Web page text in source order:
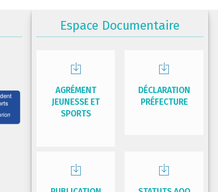
Espace Documentaire
AGRÉMENT
JEUNESSE ET
SPORTS
DÉCLARATION
PRÉFECTURE